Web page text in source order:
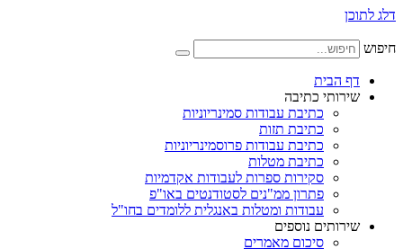
דלג לתוכן
חיפוש
דף הבית
שירותי כתיבה
כתיבת עבודות סמינריוניות
כתיבת תזות
כתיבת עבודות פרוסמינריוניות
כתיבת מטלות
סקירות ספרות לעבודות אקדמיות
פתרון ממ"נים לסטודנטים באו"פ
עבודות ומטלות באנגלית ללומדים בחו"ל
שירותים נוספים
סיכום מאמרים